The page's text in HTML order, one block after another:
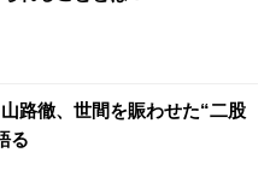
路徹、世間を賑わせた“二股
る